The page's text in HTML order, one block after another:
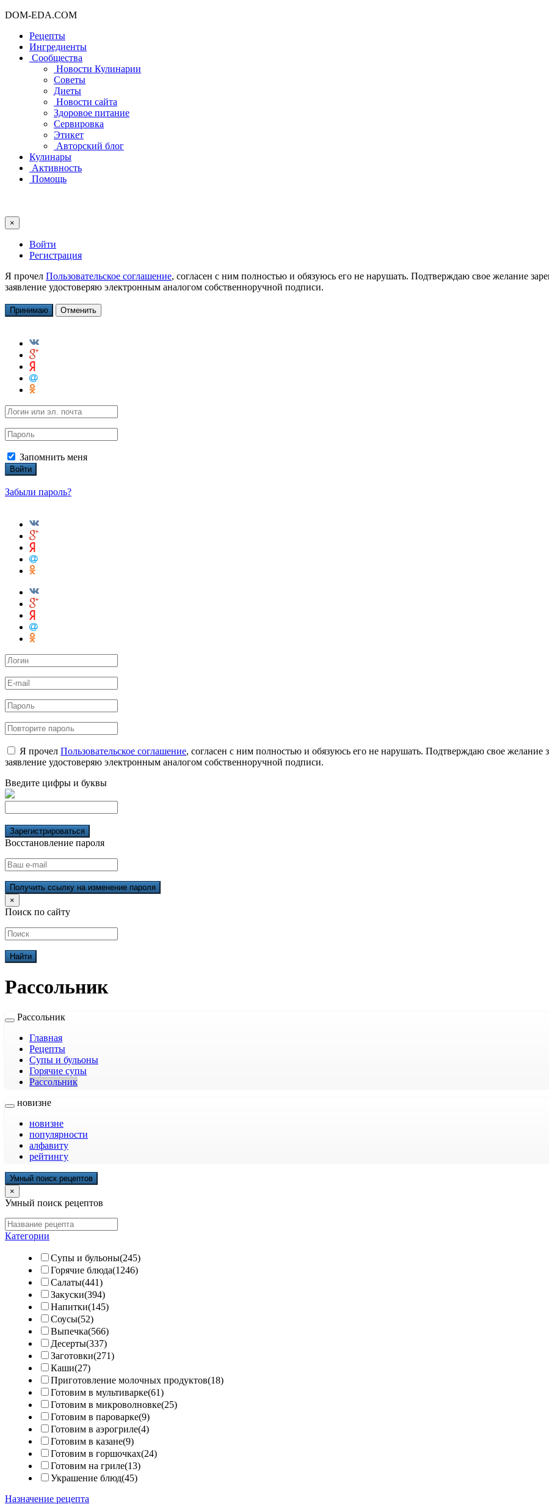
DOM-EDA.COM
Рецепты
Ингредиенты
Сообщества
Новости Кулинарии
Советы
Диеты
Новости сайта
Здоровое питание
Сервировка
Этикет
Авторский блог
Кулинары
Активность
Помощь
×
Войти
Регистрация
Я прочел Пользовательское соглашение, согласен с ним полностью и обязуюсь его не нарушать. Подтверждаю свое желание
заявление удостоверяю электронным аналогом собственноручной подписи.
Принимаю Отменить
Запомнить меня
Войти
Забыли пароль?
Я прочел Пользовательское соглашение, согласен с ним полностью и обязуюсь его не нарушать. Подтверждаю свое желание
заявление удостоверяю электронным аналогом собственноручной подписи.
Введите цифры и буквы
Зарегистрироваться
Восстановление пароля
Получить ссылку на изменение пароля
×
Поиск по сайту
Рассольник
Рассольник
Главная
Рецепты
Супы и бульоны
Горячие супы
Рассольник
новизне
новизне
популярности
алфавиту
рейтингу
Умный поиск рецептов
×
Умный поиск рецептов
Категории
Супы и бульоны(245)
Горячие блюда(1246)
Салаты(441)
Закуски(394)
Напитки(145)
Соусы(52)
Выпечка(566)
Десерты(337)
Заготовки(271)
Каши(27)
Приготовление молочных продуктов(18)
Готовим в мультиварке(61)
Готовим в микроволновке(25)
Готовим в пароварке(9)
Готовим в аэрогриле(4)
Готовим в казане(9)
Готовим в горшочках(24)
Готовим на гриле(13)
Украшение блюд(45)
Назначение рецепта